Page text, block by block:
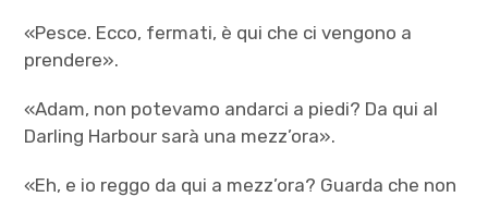
«Pesce. Ecco, fermati, è qui che ci vengono a
prendere».
«Adam, non potevamo andarci a piedi? Da qui al
Darling Harbour sarà una mezz’ora».
«Eh, e io reggo da qui a mezz’ora? Guarda che non